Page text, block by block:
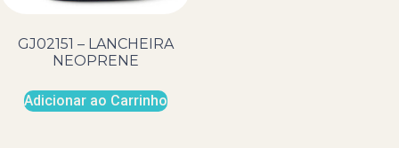
GJ02151 – LANCHEIRA
NEOPRENE
Adicionar ao Carrinho